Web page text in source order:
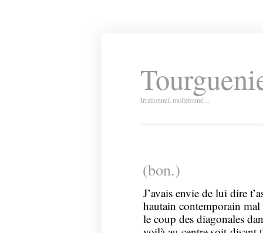
Irrationnel, molletonné…
(bon.)
J’avais envie de lui dire
hautain contemporain
le coup des diagonales